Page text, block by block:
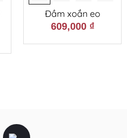
Đầm xoắn eo
609,000 ₫